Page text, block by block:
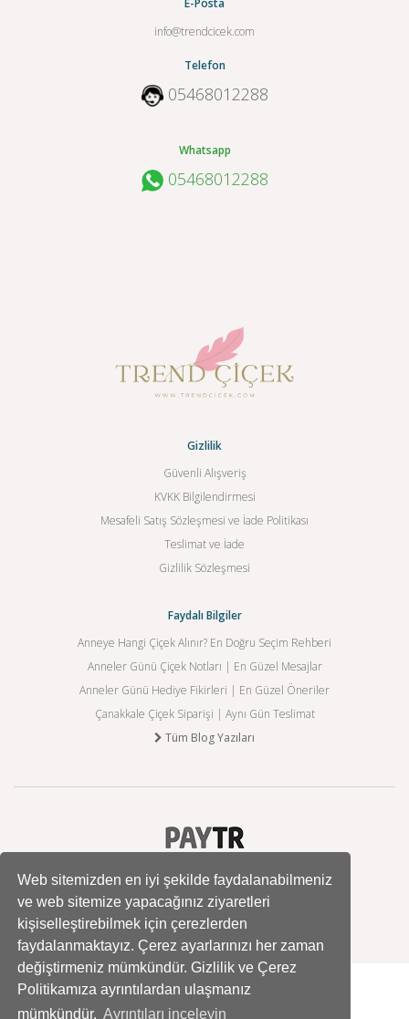
Web sitemizden en iyi şekilde faydalanabilmeniz
ve web sitemize yapacağınız ziyaretleri
kişiselleştirebilmek için çerezlerden
faydalanmaktayız. Çerez ayarlarınızı her zaman
değiştirmeniz mümkündür. Gizlilik ve Çerez
Politikamıza ayrıntılardan ulaşmanız
mümkündür. Ayrıntıları inceleyin
info@trendcicek.com
Telefon
05468012288
Whatsapp
05468012288
Gizlilik
Güvenli Alışveriş
KVKK Bilgilendirmesi
Mesafeli Satış Sözleşmesi ve İade Politikası
Teslimat ve İade
Gizlilik Sözleşmesi
Faydalı Bilgiler
Anneye Hangi Çiçek Alınır? En Doğru Seçim Rehberi
Anneler Günü Çiçek Notları | En Güzel Mesajlar
Anneler Günü Hediye Fikirleri | En Güzel Öneriler
Çanakkale Çiçek Siparişi | Aynı Gün Teslimat
Tüm Blog Yazıları